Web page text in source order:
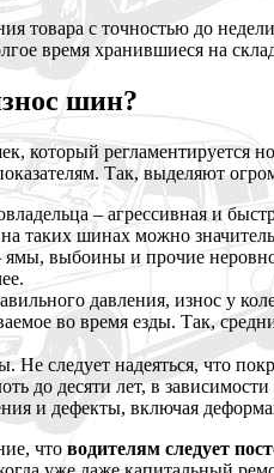
товара с точностью до
время хранившиеся на
шин?
который регламентируется
Так, выделяют
– агрессивная и
таких шинах можно
выбоины и прочие
давления, износ у
во время езды. Так,
Не следует надеяться, что
до десяти лет, в
и дефекты, включая
что водителям следует